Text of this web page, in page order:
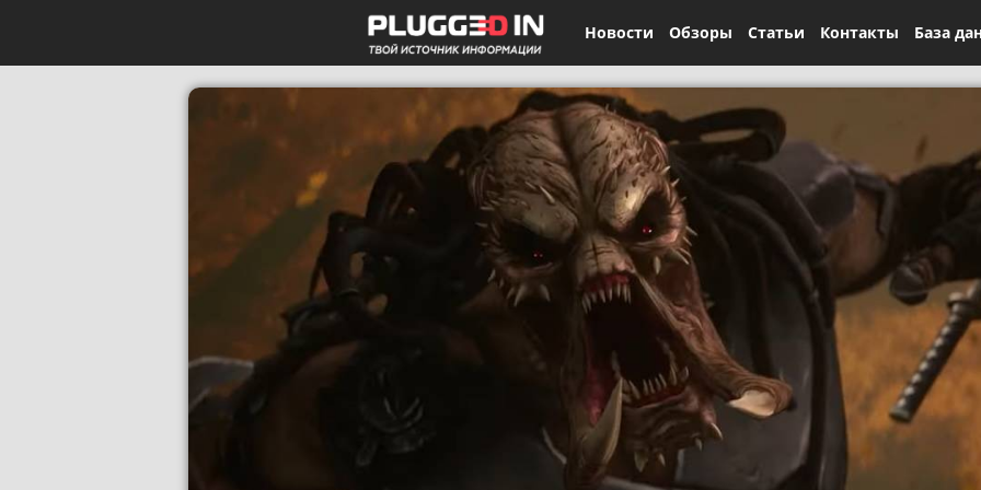
Новости Обзоры Статьи Контакты База